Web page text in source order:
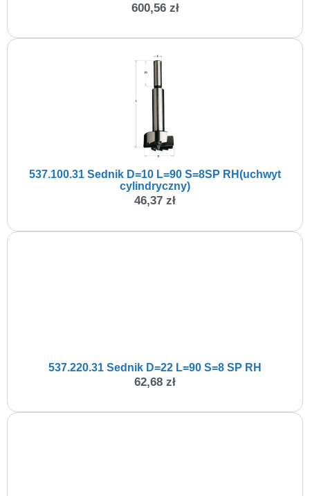
600,56 zł
537.100.31 Sednik D=10 L=90 S=8SP RH(uchwyt
cylindryczny)
46,37 zł
537.220.31 Sednik D=22 L=90 S=8 SP RH
62,68 zł